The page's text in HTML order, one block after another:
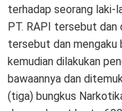
terhadap seorang laki-
PT. RAPI tersebut
tersebut dan mengaku
kemudian dilakukan
bawaannya dan
(tiga) bungkus